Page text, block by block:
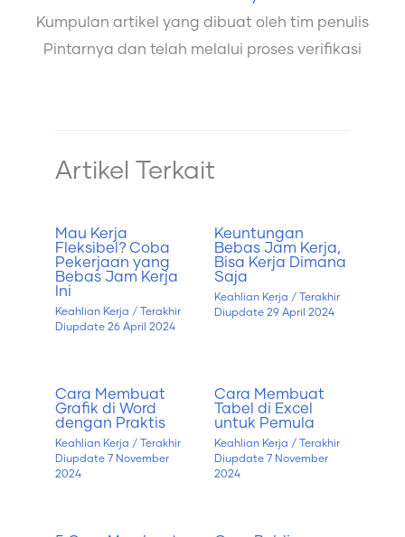
Kumpulan artikel yang dibuat oleh tim penulis
Pintarnya dan telah melalui proses verifikasi
Artikel Terkait
Mau Kerja
Fleksibel? Coba
Pekerjaan yang
Bebas Jam Kerja
Ini
Keahlian Kerja / Terakhir
Diupdate 26 April 2024
Keuntungan
Bebas Jam Kerja,
Bisa Kerja Dimana
Saja
Keahlian Kerja / Terakhir
Diupdate29 April 2024
Cara Membuat
Grafik di Word
dengan Praktis
Keahlian Kerja / Terakhir
Diupdate 7 November
2024
Cara Membuat
Tabel di Excel
untuk Pemula
Keahlian Kerja / Terakhir
Diupdate7 November
2024